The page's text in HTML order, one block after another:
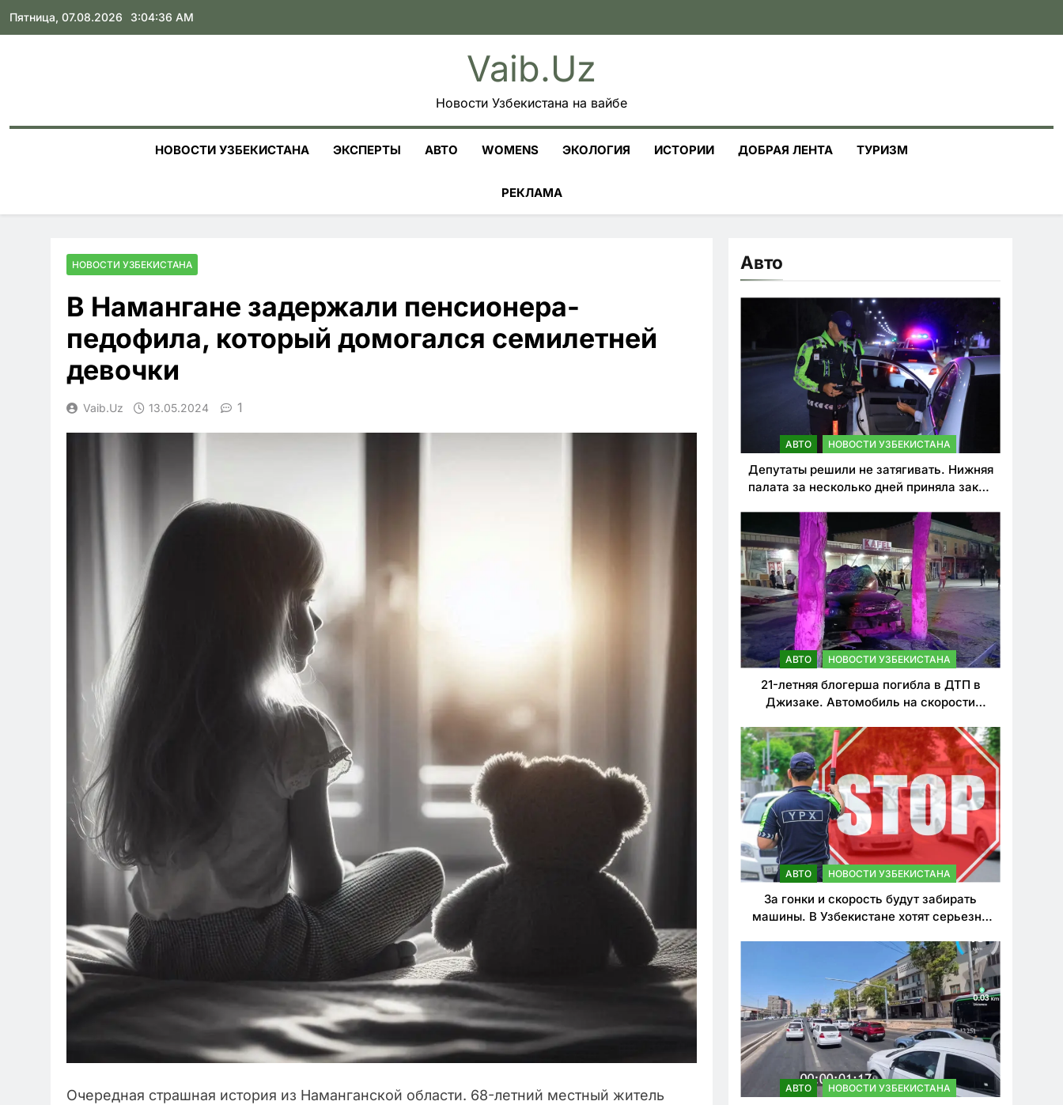
Skip
Пятница, 07.08.2026 3:04:37 AM
Vaib.uz
Новости Узбекистана на вайбе
НОВОСТИ УЗБЕКИСТАНА ЭКСПЕРТЫ АВТО WOMENS ЭКОЛОГИЯ ИСТОРИИ ДОБРАЯ ЛЕНТА ТУРИЗМ
РЕКЛАМА
НОВОСТИ УЗБЕКИСТАНА
В Намангане задержали пенсионера-
педофила, который домогался семилетней
девочки
Vaib.uz 13.05.2024 1
Очередная страшная история из Наманганской области. 68-летний местный житель
Авто
АВТО НОВОСТИ УЗБЕКИСТАНА
Депутаты решили не затягивать. Нижняя
палата за несколько дней приняла закон
нарушителей ПДД
АВТО НОВОСТИ УЗБЕКИСТАНА
21-летняя блогерша погибла в ДТП в
Джизаке. Автомобиль на скорости
АВТО НОВОСТИ УЗБЕКИСТАНА
За гонки и скорость будут забирать
машины. В Узбекистане хотят серьезно
АВТО НОВОСТИ УЗБЕКИСТАНА